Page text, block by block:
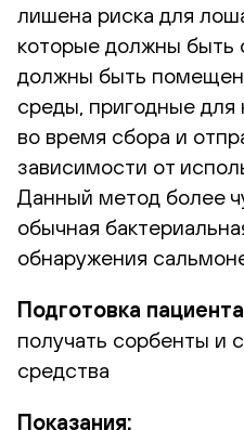
лишена риска для
которые должны быть
должны быть
среды, пригодные для
во время сбора и
зависимости от
Данный метод более
обычная
обнаружения
Подготовка
получать сорбенты и
средства
Показания: